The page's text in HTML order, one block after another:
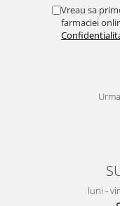
Vreau sa
farmaciei
luni -